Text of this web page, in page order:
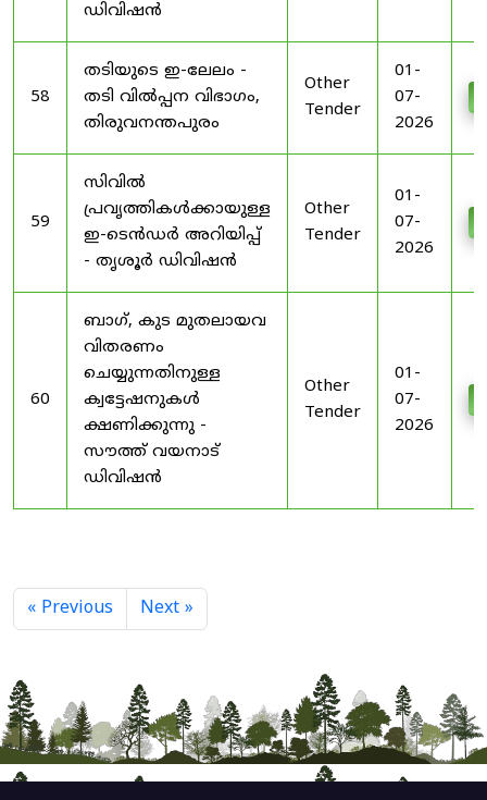
ഡിവിഷൻ
58
തടിയുടെ ഇ-ലേലം -
തടി വിൽപ്പന വിഭാഗം,
തിരുവനന്തപുരം
Other
Tender
01-
07-
2026
59
സിവിൽ
പ്രവൃത്തികൾക്കായുള്ള
ഇ-ടെൻഡർ അറിയിപ്പ്
- തൃശൂർ ഡിവിഷൻ
Other
Tender
01-
07-
2026
60
ബാഗ്, കുട മുതലായവ
വിതരണം
ചെയ്യുന്നതിനുള്ള
ക്വട്ടേഷനുകൾ
ക്ഷണിക്കുന്നു -
സൗത്ത് വയനാട്
ഡിവിഷൻ
Other
Tender
01-
07-
2026
« Previous Next »